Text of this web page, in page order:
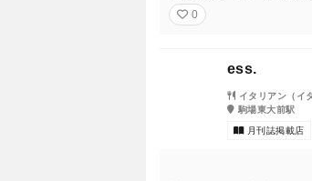
0
ess.
イタリアン（イ
駒場東大前駅
月刊誌掲載店